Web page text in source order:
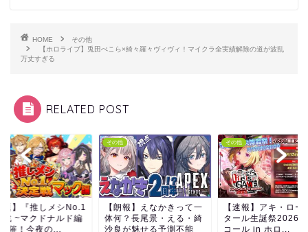
HOME
その他
【ホロライブ】兎田ぺこら×綺々羅々ヴィヴィ！マイクラ全実績解除の道が波乱
万丈すぎる
RELATED POST
の他
朗報】えなかきって一
何？長尾景・える・綺
良が魅せる予測不能
その他
【速報】アキ・ローゼン
タール生誕祭2026 アン
コール in ホロ...
その他
【話題】『推しメ
決定戦 ~マクドナ
~』開催！今夜の...